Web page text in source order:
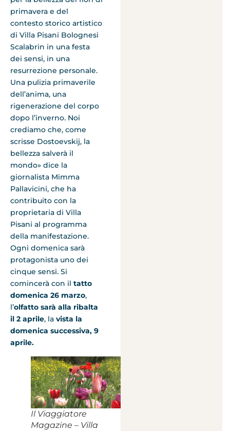
primavera e del
contesto storico artistico
di Villa Pisani Bolognesi
Scalabrin in una festa
dei sensi, in una
resurrezione personale.
Una pulizia primaverile
dell’anima, una
rigenerazione del corpo
dopo l’inverno. Noi
crediamo che, come
scrisse Dostoevskij, la
bellezza salverà il
mondo» dice la
giornalista Mimma
Pallavicini, che ha
contribuito con la
proprietaria di Villa
Pisani al programma
della manifestazione.
Ogni domenica sarà
protagonista uno dei
cinque sensi. Si
comincerà con il tatto
domenica 26 marzo,
l’olfatto sarà alla ribalta
il 2 aprile, la vista la
domenica successiva, 9
aprile.
Il Viaggiatore
Magazine – Villa